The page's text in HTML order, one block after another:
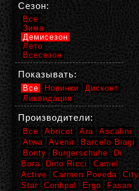
Сезон:
Все
Зима
Демисезон
Лето
Всесезон
Показывать:
Все Новинки
Дисконт
Ликвидация
Производители:
Все Abricot Ara
Ascalini
Atwa
Avenir
Barcelo Biagi
Bonty
Burgerschuhe
Di
Bora
Dino Ricci
Camel
Active
Carmen Poveda
City
Star
Conhpol Ergo
Fasan